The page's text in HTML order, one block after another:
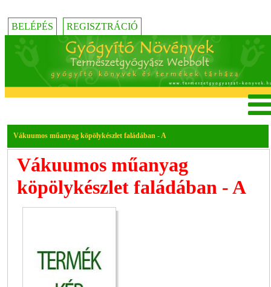
BELÉPÉS REGISZTRÁCIÓ
Vákuumos műanyag köpölykészlet faládában - A
Vákuumos műanyag
köpölykészlet faládában - A